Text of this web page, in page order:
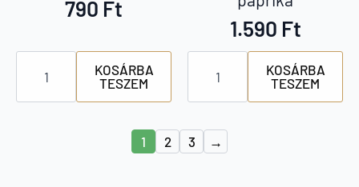
790 Ft
Citres
kapribogyó
ecetes
mennyiség
KOSÁRBA
TESZEM
1.590 Ft
Satos
ricottával
kaprival
mennyiség
KOSÁRBA
TESZEM
1 2 3 →